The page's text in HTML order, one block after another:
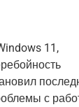
11,
с